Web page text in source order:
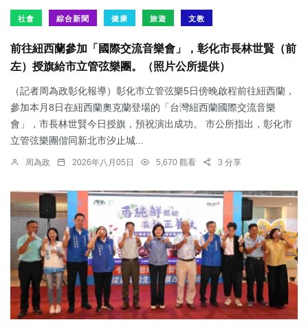
社會 綜合新聞 健康 旅遊 文教
前往紐西蘭參加「國際交流音樂會」，彰化市長林世賢（前
左）授旗給市立管弦樂團。（照片公所提供）
（記者周為政彰化報導）彰化市立管弦樂5日傍晚啟程前往紐西蘭，
參加本月8日在紐西蘭奧克蘭登場的「台灣紐西蘭國際交流音樂
會」，市長林世賢今日授旗，預祝演出成功。 市公所指出，彰化市
立管弦樂團偕同新北市汐止城...
周為政 2026年八月05日 5,670 觀看 3 分享